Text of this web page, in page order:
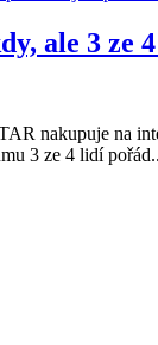
ale 3 ze
nakupuje na
3 ze 4 lidí